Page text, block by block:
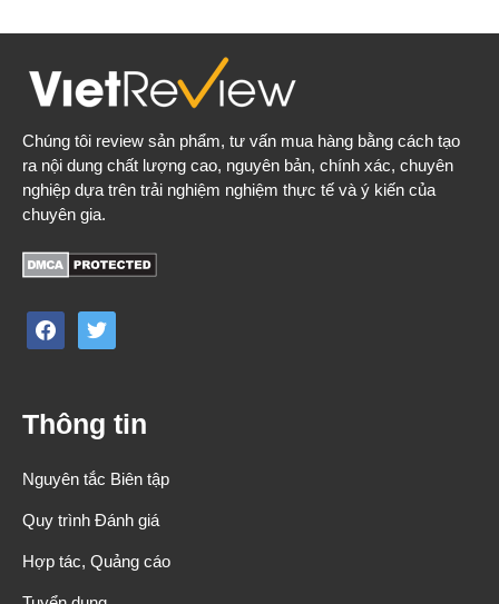
Chúng tôi review sản phẩm, tư vấn mua hàng bằng cách tạo
ra nội dung chất lượng cao, nguyên bản, chính xác, chuyên
nghiệp dựa trên trải nghiệm nghiệm thực tế và ý kiến của
chuyên gia.
facebooktwitter
Thông tin
Nguyên tắc Biên tập
Quy trình Đánh giá
Hợp tác, Quảng cáo